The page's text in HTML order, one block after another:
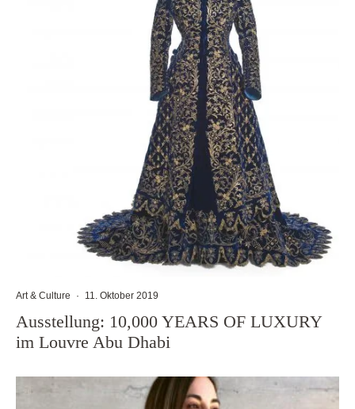
Art & Culture · 11. Oktober 2019
Ausstellung: 10,000 YEARS OF LUXURY
im Louvre Abu Dhabi